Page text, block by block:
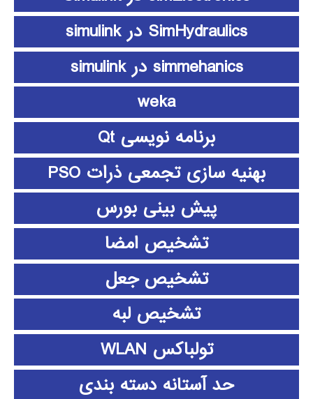
SimHydraulics در simulink
simmehanics در simulink
weka
برنامه نویسی Qt
بهنیه سازی تجمعی ذرات PSO
پیش بینی بورس
تشخیص امضا
تشخیص جعل
تشخیص لبه
تولباکس WLAN
حد آستانه دسته بندی